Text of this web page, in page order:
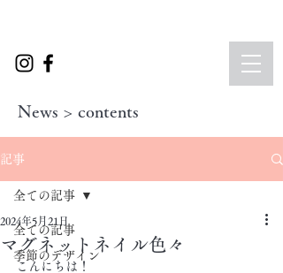
News > contents
記事
全ての記事
季節のデザイン
全ての記事
マグネットネイル色々
2024年5月21日
こんにちは！